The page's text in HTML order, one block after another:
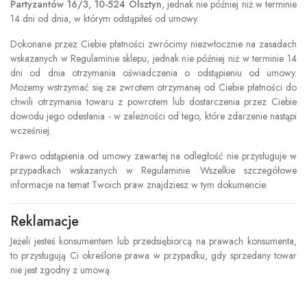
Partyzantów 16/3, 10-524 Olsztyn, jednak nie później niż w terminie
14 dni od dnia, w którym odstąpiłeś od umowy.
Dokonane przez Ciebie płatności zwrócimy niezwłocznie na zasadach
wskazanych w Regulaminie sklepu, jednak nie później niż w terminie 14
dni od dnia otrzymania oświadczenia o odstąpieniu od umowy.
Możemy wstrzymać się ze zwrotem otrzymanej od Ciebie płatności do
chwili otrzymania towaru z powrotem lub dostarczenia przez Ciebie
dowodu jego odesłania - w zależności od tego, które zdarzenie nastąpi
wcześniej.
Prawo odstąpienia od umowy zawartej na odległość nie przysługuje w
przypadkach wskazanych w Regulaminie. Wszelkie szczegółowe
informacje na temat Twoich praw znajdziesz w tym dokumencie.
Reklamacje
Jeżeli jesteś konsumentem lub przedsiębiorcą na prawach konsumenta,
to przysługują Ci określone prawa w przypadku, gdy sprzedany towar
nie jest zgodny z umową.